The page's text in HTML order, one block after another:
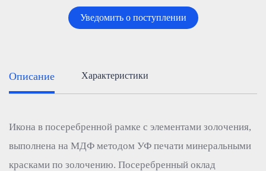
Уведомить о поступлении
Описание Характеристики
Икона в посеребренной рамке с элементами золочения,
выполнена на МДФ методом УФ печати минеральными
красками по золочению. Посеребренный оклад